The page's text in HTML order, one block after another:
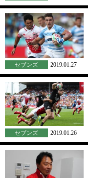
セブンズ 2019.01.27
セブンズ 2019.01.26